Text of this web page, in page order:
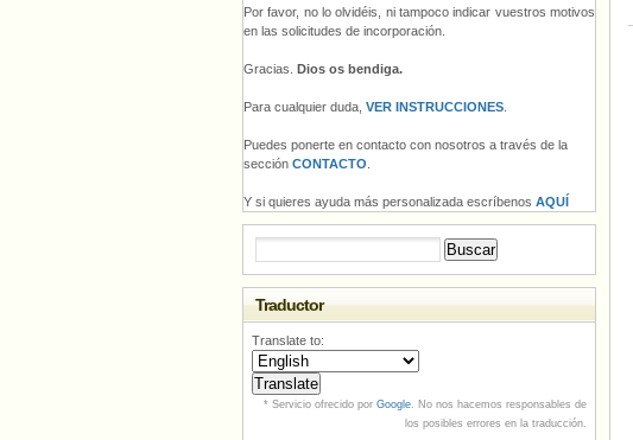
Por favor, no lo olvidéis, ni tampoco indicar vuestros motivos
en las solicitudes de incorporación.
Gracias. Dios os bendiga.
Para cualquier duda, VER INSTRUCCIONES
Puedes ponerte en contacto con nosotros a través de la
sección CONTACTO
Y si quieres ayuda más personalizada escríbenos AQUÍ
Traductor
Translate to:
* Servicio ofrecido por Google. No nos hacemos responsables de
los posibles errores en la traducción.